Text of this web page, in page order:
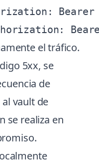
Bearer
el tráfico.
5xx, se
de
vault de
se realiza en